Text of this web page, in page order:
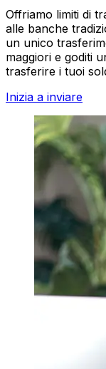
Offriamo limiti di
alle banche
un unico
maggiori e goditi
trasferire i tuoi
Inizia a inviare